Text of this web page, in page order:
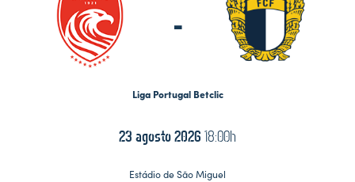
-
Liga Portugal Betclic
23 agosto 2026 18:00h
Estádio de São Miguel